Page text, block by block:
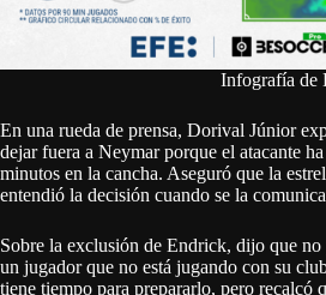
Infografía de
En una rueda de prensa, Dorival Júnior
dejar fuera a Neymar porque el atacante
minutos en la cancha. Aseguró que la
entendió la decisión cuando se la
Sobre la exclusión de Endrick, dijo que no
un jugador que no está jugando con su
tiene tiempo para prepararlo, pero recalcó